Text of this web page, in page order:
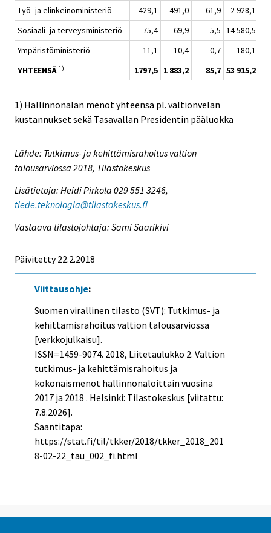
Työ- ja elinkeinoministeriö
429,1 491,0 61,9 2 928,1
Sosiaali- ja terveysministeriö
75,4 69,9 -5,5 14 580,5
Ympäristöministeriö
11,1 10,4 -0,7
180,1
YHTEENSÄ 1) 1797,5 1 883,2 85,7 53 915,2
1) Hallinnonalan menot yhteensä pl. valtionvelan
kustannukset sekä Tasavallan Presidentin pääluokka
Lähde: Tutkimus- ja kehittämisrahoitus valtion
talousarviossa 2018, Tilastokeskus
Lisätietoja: Heidi Pirkola 029 551 3246,
tiede.teknologia@tilastokeskus.fi
Vastaava tilastojohtaja: Sami Saarikivi
Päivitetty 22.2.2018
Viittausohje:
Suomen virallinen tilasto (SVT): Tutkimus- ja
kehittämisrahoitus valtion talousarviossa
[verkkojulkaisu].
ISSN=1459-9074. 2018, Liitetaulukko 2. Valtion
tutkimus- ja kehittämisrahoitus ja
kokonaismenot hallinnonaloittain vuosina
2017 ja 2018 . Helsinki: Tilastokeskus [viitattu:
7.8.2026].
Saantitapa:
https://stat.fi/til/tkker/2018/tkker_2018_201
8-02-22_tau_002_fi.html